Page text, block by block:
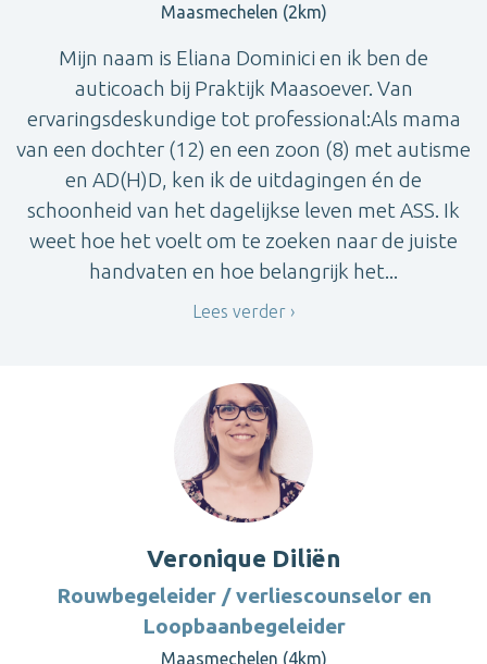
Maasmechelen (2km)
Mijn naam is Eliana Dominici en ik ben de
auticoach bij Praktijk Maasoever. Van
ervaringsdeskundige tot professional:Als mama
van een dochter (12) en een zoon (8) met autisme
en AD(H)D, ken ik de uitdagingen én de
schoonheid van het dagelijkse leven met ASS. Ik
weet hoe het voelt om te zoeken naar de juiste
handvaten en hoe belangrijk het...
Lees verder
Veronique Diliën
Rouwbegeleider / verliescounselor en
Loopbaanbegeleider
Maasmechelen (4km)